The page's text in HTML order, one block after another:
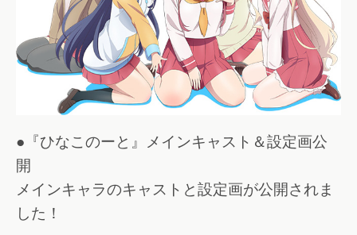
●『ひなこのーと』メインキャスト＆設定画公
開
メインキャラのキャストと設定画が公開されま
した！